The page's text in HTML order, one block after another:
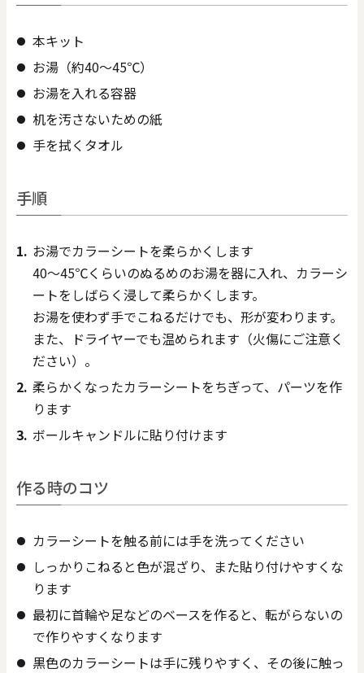
本キット
お湯（約40～45℃）
お湯を入れる容器
机を汚さないための紙
手を拭くタオル
手順
お湯でカラーシートを柔らかくします
40～45℃くらいのぬるめのお湯を器に入れ、カラーシ
ートをしばらく浸して柔らかくします。
お湯を使わず手でこねるだけでも、形が変わります。
また、ドライヤーでも温められます（火傷にご注意く
ださい）。
柔らかくなったカラーシートをちぎって、パーツを作
ります
ボールキャンドルに貼り付けます
作る時のコツ
カラーシートを触る前には手を洗ってください
しっかりこねると色が混ざり、また貼り付けやすくな
ります
最初に首輪や足などのベースを作ると、転がらないの
で作りやすくなります
黒色のカラーシートは手に残りやすく、その後に触っ